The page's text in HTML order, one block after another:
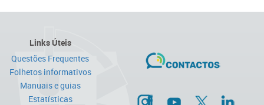
Links Úteis
Questões Frequentes
Folhetos informativos
Manuais e guias
Estatísticas